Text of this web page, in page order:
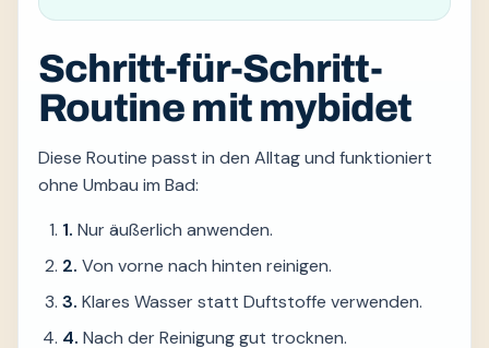
Schritt-für-Schritt-
Routine mit mybidet
Diese Routine passt in den Alltag und funktioniert
ohne Umbau im Bad:
1. Nur äußerlich anwenden.
2. Von vorne nach hinten reinigen.
3. Klares Wasser statt Duftstoffe verwenden.
4. Nach der Reinigung gut trocknen.